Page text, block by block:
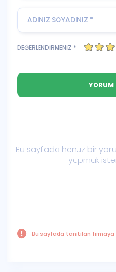
DEĞERLENDİRMENİZ *
Bu sayfada henüz bir
yapmak
Bu sayfada tanıtılan firmaya